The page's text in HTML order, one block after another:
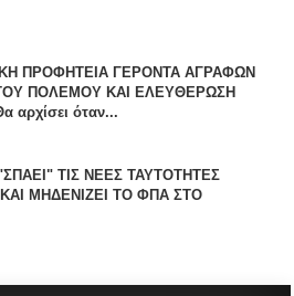
ΠΡΟΦΗΤΕΙΑ ΓΕΡΟΝΤΑ ΑΓΡΑΦΩΝ
ΠΟΛΕΜΟΥ ΚΑΙ ΕΛΕΥΘΕΡΩΣΗ
αρχίσει όταν...
ΤΙΣ ΝΕΕΣ ΤΑΥΤΟΤΗΤΕΣ
ΜΗΔΕΝΙZΕΙ ΤΟ ΦΠΑ ΣΤΟ